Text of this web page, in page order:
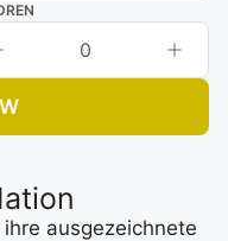
0
ausgezeichnete